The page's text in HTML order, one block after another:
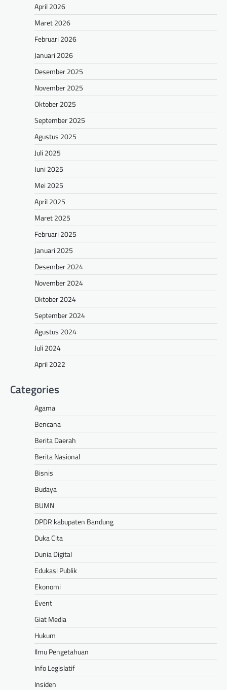
April 2026
Maret 2026
Februari 2026
Januari 2026
Desember 2025
November 2025
Oktober 2025
September 2025
Agustus 2025
Juli 2025
Juni 2025
Mei 2025
April 2025
Maret 2025
Februari 2025
Januari 2025
Desember 2024
November 2024
Oktober 2024
September 2024
Agustus 2024
Juli 2024
April 2022
Categories
Agama
Bencana
Berita Daerah
Berita Nasional
Bisnis
Budaya
BUMN
DPDR kabupaten Bandung
Duka Cita
Dunia Digital
Edukasi Publik
Ekonomi
Event
Giat Media
Hukum
Ilmu Pengetahuan
Info Legislatif
Insiden